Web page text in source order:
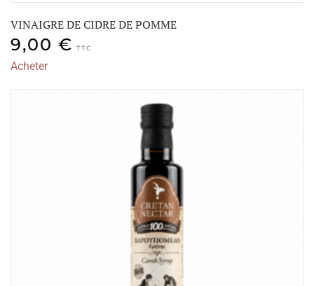
VINAIGRE DE CIDRE DE POMME
9,00 € TTC
Acheter